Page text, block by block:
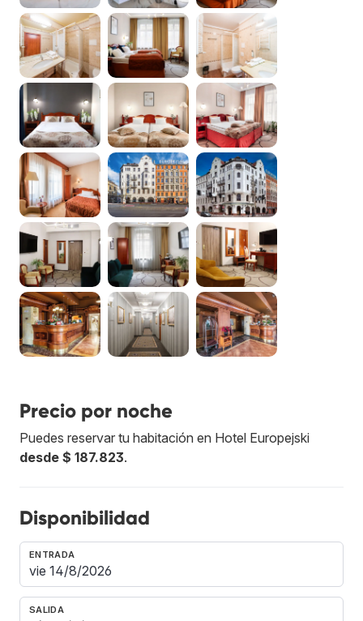
Precio por noche
Puedes reservar tu habitación en Hotel Europejski
desde $ 187.823.
Disponibilidad
ENTRADA
SALIDA